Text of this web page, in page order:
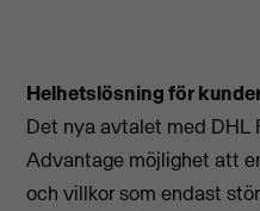
Helhetslösning för
Det nya avtalet med DHL
Advantage möjlighet att
och villkor som endast